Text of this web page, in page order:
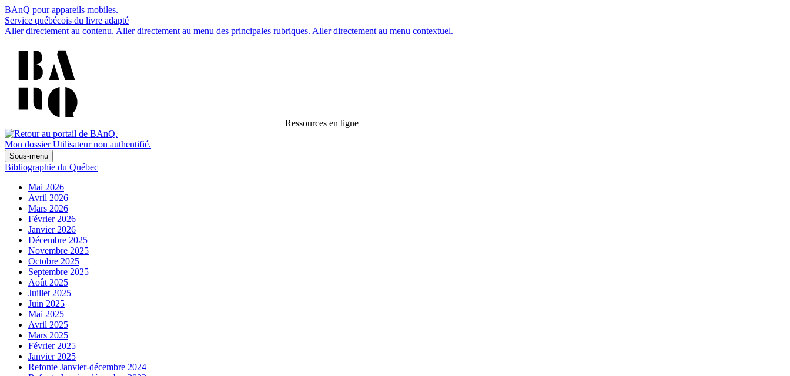
BAnQ pour appareils mobiles.
Service québécois du livre adapté
Aller directement au contenu. Aller directement au menu des principales rubriques. Aller directement au menu contextuel.
Ressources en ligne
Mon dossier Utilisateur non authentifié.
Sous-menu
Bibliographie du Québec
Mai 2026
Avril 2026
Mars 2026
Février 2026
Janvier 2026
Décembre 2025
Novembre 2025
Octobre 2025
Septembre 2025
Août 2025
Juillet 2025
Juin 2025
Mai 2025
Avril 2025
Mars 2025
Février 2025
Janvier 2025
Refonte Janvier-décembre 2024